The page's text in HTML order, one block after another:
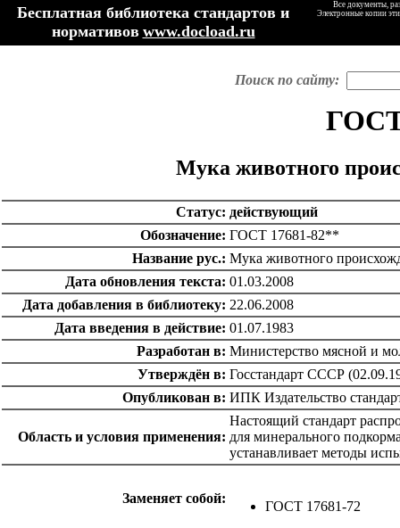
Бесплатная библиотека стандартов и
нормативов www.docload.ru
Все документы,
Электронные копии
Поиск по сайту:
ГОСТ
Мука животного
Статус: действующий
Обозначение: ГОСТ 17681-82**
Название рус.: Мука животного
Дата обновления текста: 01.03.2008
Дата добавления в библиотеку: 22.06.2008
Дата введения в действие: 01.07.1983
Разработан в: Министерство мясной и
Утверждён в: Госстандарт СССР
Опубликован в: ИПК Издательство
Область и условия применения:
Настоящий стандарт
для минерального
устанавливает методы
Заменяет собой:
ГОСТ 17681-72